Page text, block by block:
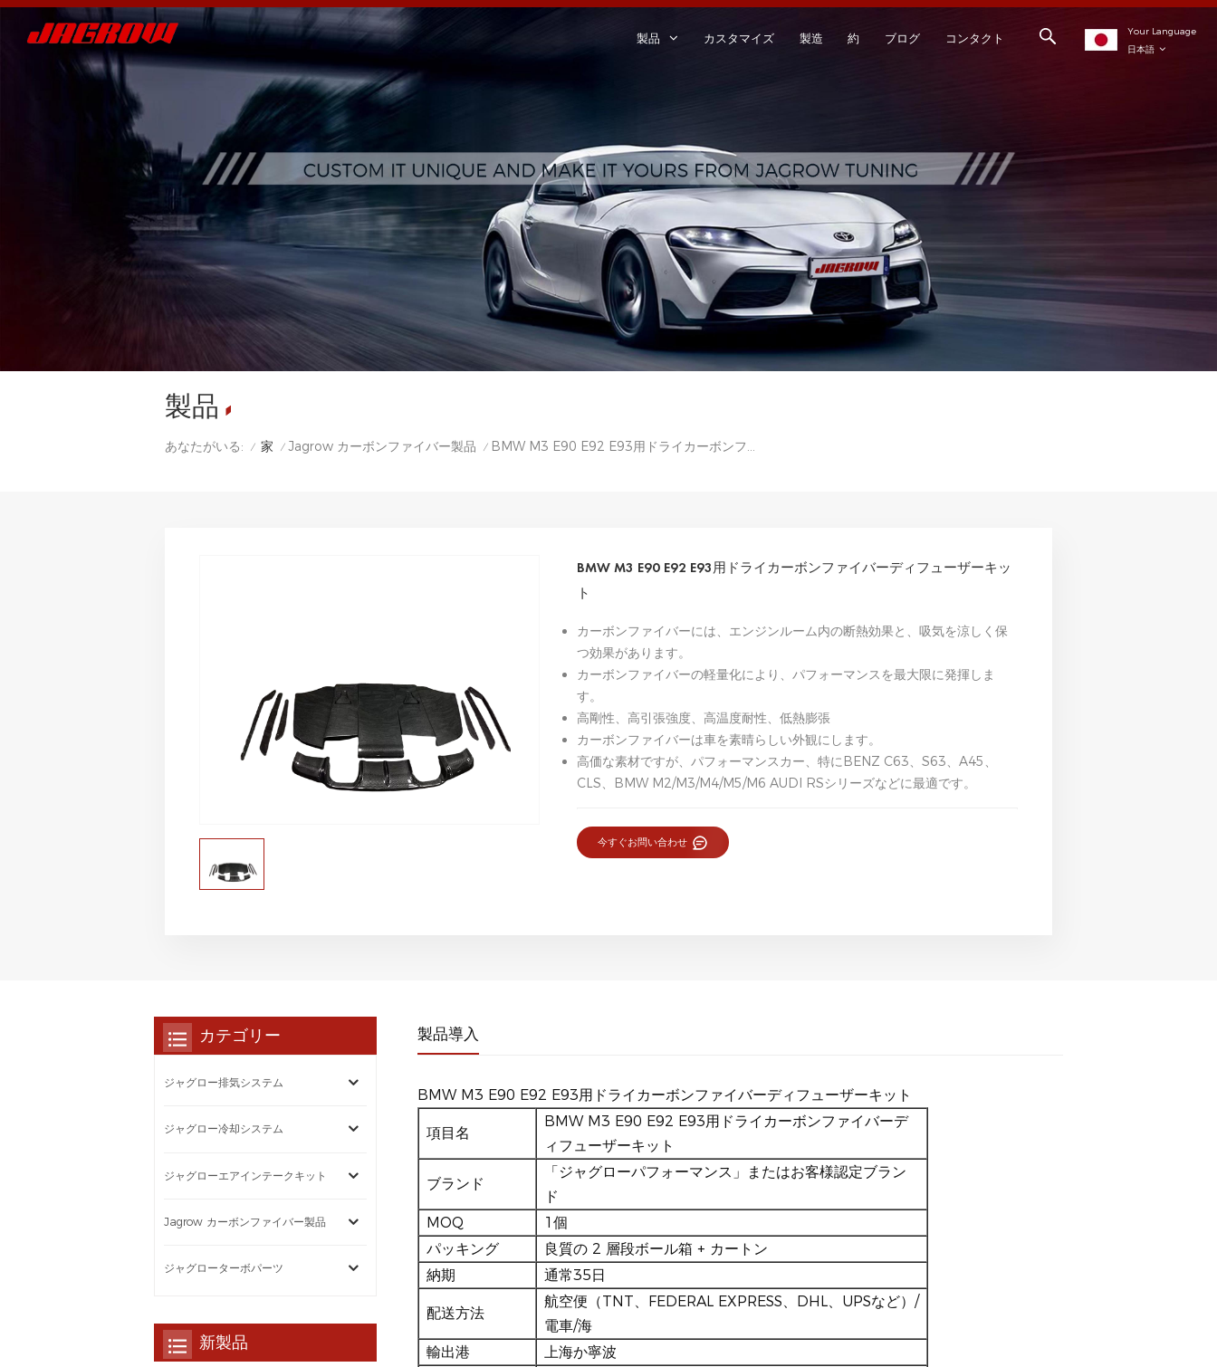
Your Language
日本語
製品 カスタマイズ 製造 約 ブログ コンタクト
製品
あなたがいる: / 家 / Jagrow カーボンファイバー製品 / BMW M3 E90 E92 E93用ドライカーボンファイバーディフューザーキット
BMW M3 E90 E92 E93用ドライカーボンファイバーディフューザーキッ
ト
カーボンファイバーには、エンジンルーム内の断熱効果と、吸気を涼しく保
つ効果があります。
カーボンファイバーの軽量化により、パフォーマンスを最大限に発揮しま
す。
高剛性、高引張強度、高温度耐性、低熱膨張
カーボンファイバーは車を素晴らしい外観にします。
高価な素材ですが、パフォーマンスカー、特にBENZ C63、S63、A45、
CLS、BMW M2/M3/M4/M5/M6 AUDI RSシリーズなどに最適です。
今すぐお問い合わせ
製品導入
BMW M3 E90 E92 E93用ドライカーボンファイバーディフューザーキット
項目名
BMW M3 E90 E92 E93用ドライカーボンファイバーデ
ィフューザーキット
ブランド
「ジャグローパフォーマンス」またはお客様認定ブラン
ド
MOQ
1個
パッキング
良質の 2 層段ボール箱 + カートン
納期
通常35日
配送方法
航空便（TNT、FEDERAL EXPRESS、DHL、UPSなど）/
電車/海
輸出港
上海か寧波
カテゴリー
ジャグロー排気システム
ジャグロー冷却システム
ジャグローエアインテークキット
Jagrow カーボンファイバー製品
ジャグローターボパーツ
新製品